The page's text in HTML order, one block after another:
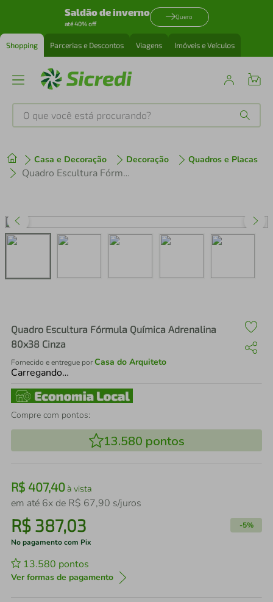
Saldão de inverno
até 40% off
Quero
Shopping Parcerias e Descontos Viagens Imóveis e Veículos
O que você está procurando?
Casa e Decoração Decoração Quadros e Placas
Quadro Escultura Fórmula Química Adrenalina 80x38 Cinza
Quadro Escultura Fórmula Química Adrenalina
80x38 Cinza
Fornecido e entregue porCasa do Arquiteto
Carregando…
Compre com pontos:
13.580 pontos
R$ 407,40à vista
em até 6x de R$ 67,90 s/juros
R$ 387,03 -5%
No pagamento com Pix
13.580 pontos
Ver formas de pagamento
1º tenis
perfume